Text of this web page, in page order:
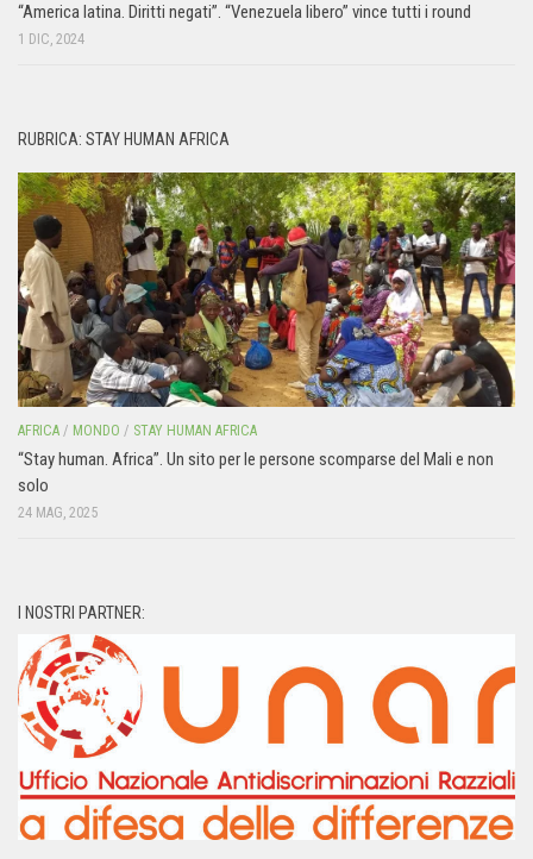
“America latina. Diritti negati”. “Venezuela libero” vince tutti i round
1 DIC, 2024
RUBRICA: STAY HUMAN AFRICA
AFRICA / MONDO / STAY HUMAN AFRICA
“Stay human. Africa”. Un sito per le persone scomparse del Mali e non
solo
24 MAG, 2025
I NOSTRI PARTNER: